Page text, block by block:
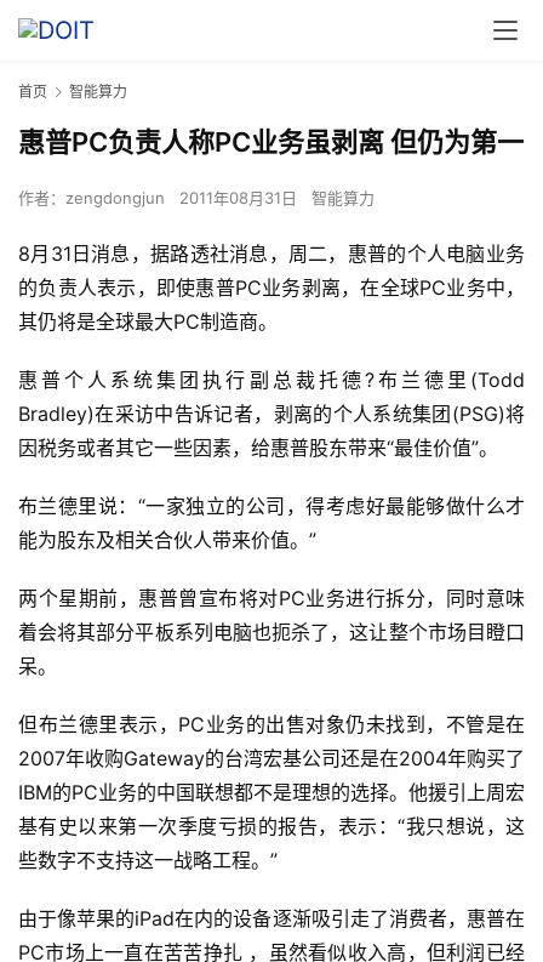
首页 智能算力
惠普PC负责人称PC业务虽剥离 但仍为第一
作者： zengdongjun 2011年08月31日 智能算力
8月31日消息，据路透社消息，周二，惠普的个人电脑业务
的负责人表示，即使惠普PC业务剥离，在全球PC业务中，
其仍将是全球最大PC制造商。
惠普个人系统集团执行副总裁托德?布兰德里(Todd
Bradley)在采访中告诉记者，剥离的个人系统集团(PSG)将
因税务或者其它一些因素，给惠普股东带来“最佳价值”。
布兰德里说：“一家独立的公司，得考虑好最能够做什么才
能为股东及相关合伙人带来价值。”
两个星期前，惠普曾宣布将对PC业务进行拆分，同时意味
着会将其部分平板系列电脑也扼杀了，这让整个市场目瞪口
呆。
但布兰德里表示，PC业务的出售对象仍未找到，不管是在
2007年收购Gateway的台湾宏基公司还是在2004年购买了
IBM的PC业务的中国联想都不是理想的选择。他援引上周宏
基有史以来第一次季度亏损的报告，表示：“我只想说，这
些数字不支持这一战略工程。”
由于像苹果的iPad在内的设备逐渐吸引走了消费者，惠普在
PC市场上一直在苦苦挣扎 ，虽然看似收入高，但利润已经